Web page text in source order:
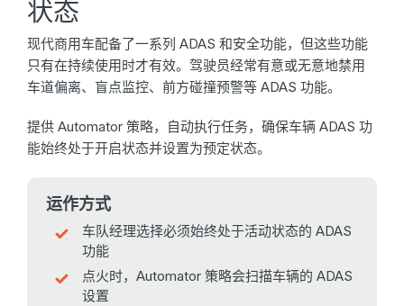
状态
现代商用车配备了一系列 ADAS 和安全功能，但这些功能
只有在持续使用时才有效。驾驶员经常有意或无意地禁用
车道偏离、盲点监控、前方碰撞预警等 ADAS 功能。
提供 Automator 策略，自动执行任务，确保车辆 ADAS 功
能始终处于开启状态并设置为预定状态。
运作方式
车队经理选择必须始终处于活动状态的 ADAS
功能
点火时，Automator 策略会扫描车辆的 ADAS
设置